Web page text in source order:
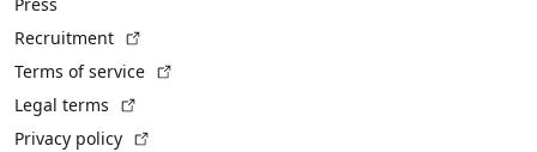
Recruitment
Terms of service
Legal terms
Privacy policy